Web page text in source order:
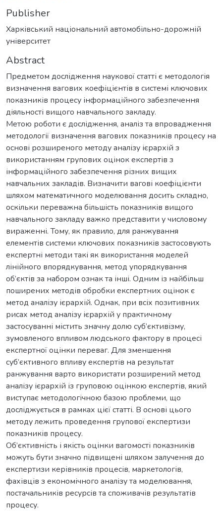
Publisher
Харківський національний автомобільно-дорожній
університет
Abstract
Предметом дослідження наукової статті є методологія
визначення вагових коефіцієнтів в системі ключових
показників процесу інформаційного забезпечення
діяльності вищого навчального закладу.
Метою роботи є дослідження, аналіз та впровадження
методології визначення вагових показників процесу на
основі розширеного методу аналізу ієрархій з
використанням групових оцінок експертів з
інформаційного забезпечення різних вищих
навчальних закладів. Визначити вагові коефіцієнти
шляхом математичного моделювання досить складно,
оскільки переважна більшість показників вищого
навчального закладу важко представити у числовому
вираженні. Тому, як правило, для ранжування
елементів системи ключових показників застосовують
експертні методи такі як використання моделей
лінійного впорядкування, метод упорядкування
об’єктів за набором ознак та інші. Одним із найбільш
поширених методів обробки експертних оцінок є
метод аналізу ієрархій. Однак, при всіх позитивних
рисах метод аналізу ієрархій у практичному
застосуванні містить значну долю суб’єктивізму,
зумовленого впливом людського фактору в процесі
експертної оцінки переваг. Для зменшення
суб’єктивного впливу експертів на результат
ранжування варто використати розширений метод
аналізу ієрархій із груповою оцінкою експертів, який
виступає методологічною базою проблеми, що
досліджується в рамках цієї статті. В основі цього
методу лежить проведення групової експертизи
показників процесу.
Об’єктивність і якість оцінки вагомості показників
можуть бути значно підвищені шляхом залучення до
експертизи керівників процесів, маркетологів,
фахівців з економічного аналізу та моделювання,
постачальників ресурсів та споживачів результатів
процесу.